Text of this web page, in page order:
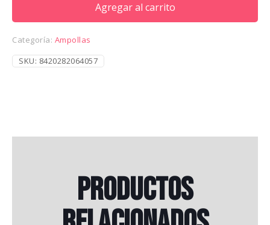
Agregar al carrito
Categoría: Ampollas
SKU: 8420282064057
Productos